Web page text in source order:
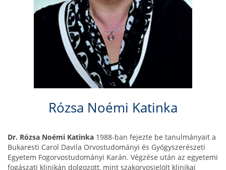
Rózsa Noémi Katinka
Dr. Rózsa Noémi Katinka 1988-ban fejezte be tanulmányait a
Bukaresti Carol Davila Orvostudományi és Gyógyszerészeti
Egyetem Fogorvostudományi Karán. Végzése után az egyetemi
fogászati klinikán dolgozott, mint szakorvosjelölt klinikai